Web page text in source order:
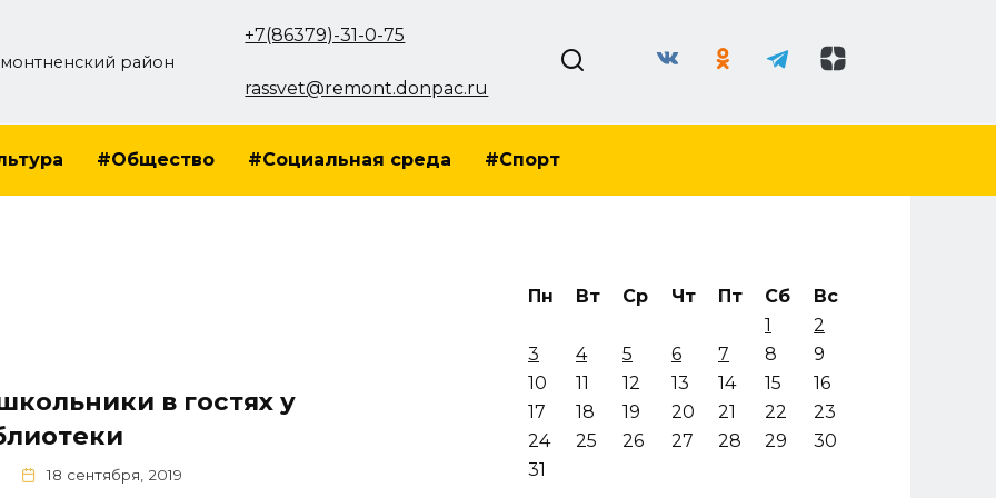
район
+7(86379)-31-0-75
rassvet@remont.donpac.ru
#Общество #Социальная среда #Спорт
в гостях у
18 сентября, 2019
Пн Вт Ср Чт Пт Сб
Вс
1
2
3
4 5 6 7 8
9
10
11 12 13 14 15
16
17
18 19 20 21 22
23
24
25 26 27 28 29
30
31